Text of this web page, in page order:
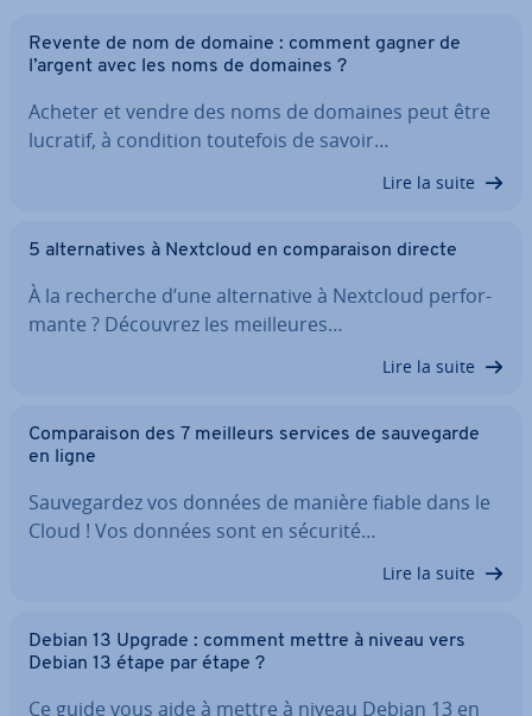
Revente de nom de domaine : comment gagner de
l’argent avec les noms de domaines ?
Acheter et vendre des noms de domaines peut être
lucratif, à condition toutefois de savoir…
Lire la suite
5 al­ter­na­tives à Nextcloud en com­pa­rai­son directe
À la recherche d’une al­ter­na­tive à Nextcloud per­for­
mante ? Découvrez les meil­leures…
Lire la suite
Com­pa­rai­son des 7 meilleurs services de sau­ve­garde
en ligne
Sau­ve­gar­dez vos données de manière fiable dans le
Cloud ! Vos données sont en sécurité…
Lire la suite
Debian 13 Upgrade : comment mettre à niveau vers
Debian 13 étape par étape ?
Ce guide vous aide à mettre à niveau Debian 13 en